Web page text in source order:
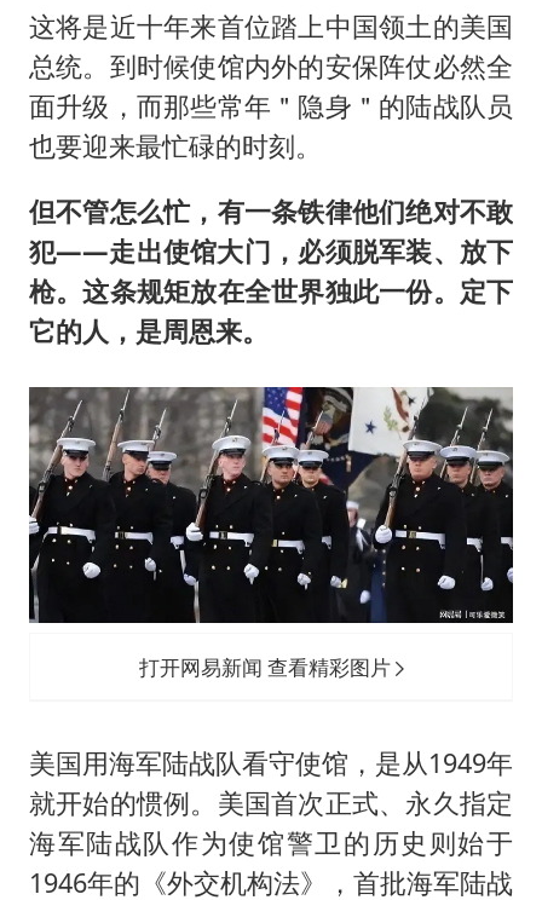
这将是近十年来首位踏上中国领土的美国
总统。到时候使馆内外的安保阵仗必然全
面升级，而那些常年＂隐身＂的陆战队员
也要迎来最忙碌的时刻。
但不管怎么忙，有一条铁律他们绝对不敢
犯——走出使馆大门，必须脱军装、放下
枪。这条规矩放在全世界独此一份。定下
它的人，是周恩来。
打开网易新闻 查看精彩图片
美国用海军陆战队看守使馆，是从1949年
就开始的惯例。美国首次正式、永久指定
海军陆战队作为使馆警卫的历史则始于
1946年的《外交机构法》，首批海军陆战